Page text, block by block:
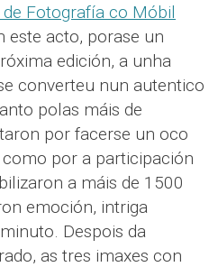
Fotografía co Móbil
este acto, porase un
edición, a unha
converteu nun autentico
polas máis de
por facerse un oco
por a participación
a máis de 1500
emoción, intriga
Despois da
as tres imaxes con